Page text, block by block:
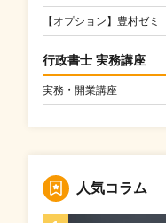
【オプション】豊村ゼミ
行政書士 実務講座
実務・開業講座
人気コラム